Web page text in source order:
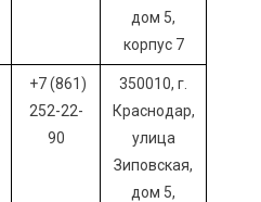
дом 5,
корпус 7
+7 (861)
252-22-
90
350010, г.
Краснодар,
улица
Зиповская,
дом 5,